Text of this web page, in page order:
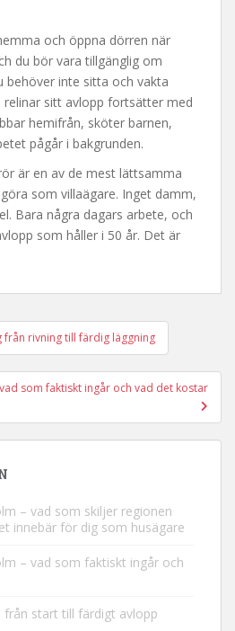
och öppna dörren när
du bör vara tillgänglig om
behöver inte sitta och vakta
sitt avlopp fortsätter med
hemifrån, sköter barnen,
pågår i bakgrunden.
är en av de mest lättsamma
som villaägare. Inget damm,
Bara några dagars arbete, och
som håller i 50 år. Det är
från rivning till färdig läggning
som faktiskt ingår och vad det kostar
– vad som skiljer regionen
innebär för dig som husägare
– vad som faktiskt ingår och
från start till färdigt avlopp